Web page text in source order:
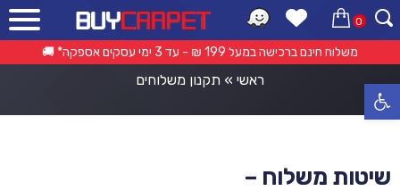
פתח סרגל נגישות
משלוח חינם ברכישה במעל 199 ₪ - עד 3 ימי עסקים אספקה* 🚚
0
תקנון משלוחים
ראשי » תקנון משלוחים
שיטות משלוח –